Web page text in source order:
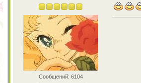
Сообщений: 6104